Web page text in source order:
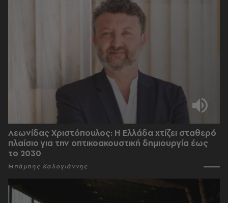
Λεωνίδας Χριστόπουλος: Η Ελλάδα χτίζει σταθερό
πλαίσιο για την οπτικοακουστική δημιουργία έως
το 2030
Μπάμπης Καλογιάννης